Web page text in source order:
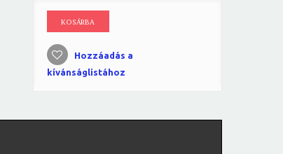
KOSÁRBA
Hozzáadás a
kívánságlistához